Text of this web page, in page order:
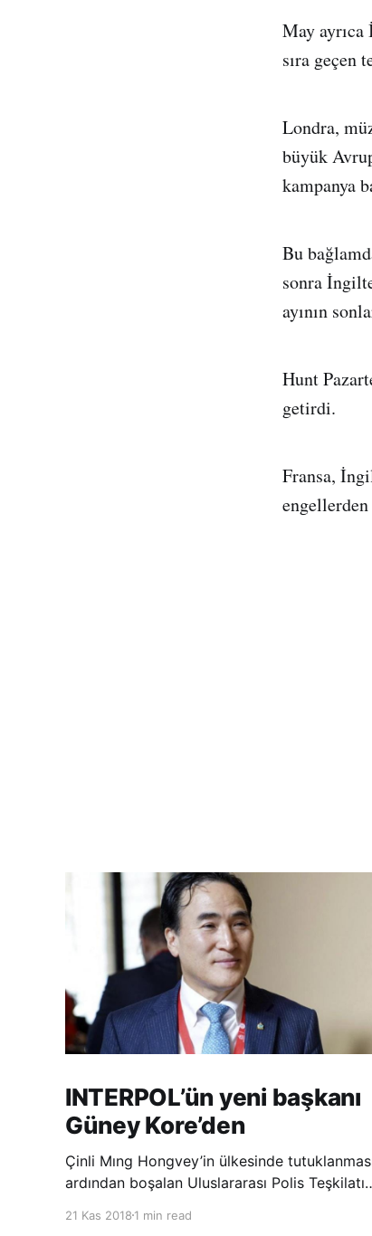
May
sıra geçen
Londra,
büyük
kampanya
Bu
sonra
ayının
Hunt
getirdi.
Fransa,
INTERPOL’ün yeni başkanı
Güney Kore’den
Çinli Mıng Hongvey’in ülkesinde
ardından boşalan Uluslararası Polis Teşkilatı
Jong Yang seçildi. INTERPOL Genel Kurulu’nun
21 Kas 2018 1 min read